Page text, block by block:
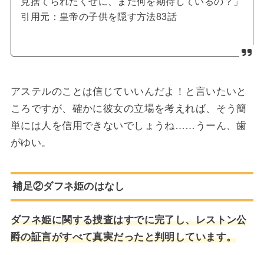
引用元：皇帝の子供を隠す方法83話
アステルのことは信じていいんだよ！と言いたいと
ころですが、確かに彼女の立場を考えれば、そう簡
単には人を信用できないでしょうね……うーん、歯
がゆい。
補足②ダフネ姫のはなし
ダフネ姫に関する捜査はすでに完了し、レストン公
爵の証言がすべて真実だったと判明しています。